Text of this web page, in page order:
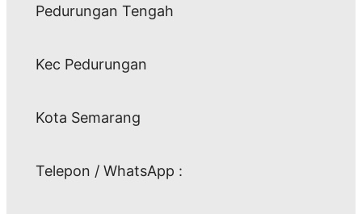
Pedurungan Tengah
Kec Pedurungan
Kota Semarang
Telepon / WhatsApp :